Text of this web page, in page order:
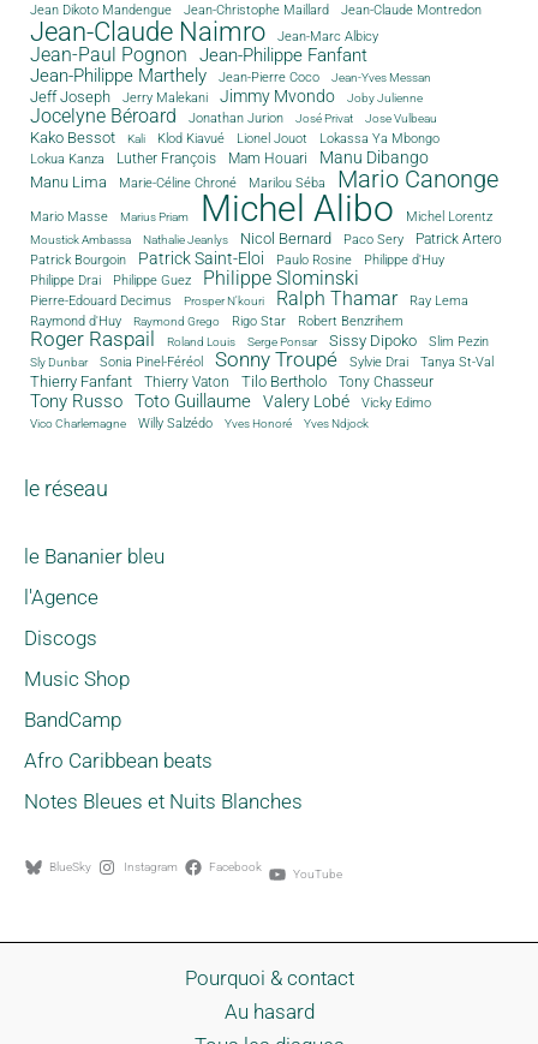
Jean Dikoto Mandengue Jean-Christophe Maillard Jean-Claude Montredon
Jean-Claude Naimro Jean-Marc Albicy
Jean-Paul Pognon
Jean-Philippe Fanfant
Jean-Philippe Marthely
Jean-Pierre Coco Jean-Yves Messan
Jeff Joseph Jerry Malekani Jimmy Mvondo Joby Julienne
Jocelyne Béroard Jonathan Jurion José Privat Jose Vulbeau
Kako Bessot Kali Klod Kiavué Lionel Jouot
Lokassa Ya Mbongo
Lokua Kanza
Luther François Mam Houari Manu Dibango
Manu Lima Marie-Céline Chroné Marilou Séba Mario Canonge
Mario Masse Marius Priam Michel Alibo Michel Lorentz
Moustick Ambassa Nathalie Jeanlys Nicol Bernard Paco Sery
Patrick Artero
Patrick Bourgoin
Patrick Saint-Eloi Paulo Rosine
Philippe d'Huy
Philippe Drai
Philippe Guez Philippe Slominski
Pierre-Edouard Decimus Prosper N'kouri Ralph Thamar
Ray Lema
Raymond d'Huy
Raymond Grego Rigo Star Robert Benzrihem
Roger Raspail Roland Louis Serge Ponsar Sissy Dipoko Slim Pezin
Sly Dunbar Sonia Pinel-Féréol Sonny Troupé Sylvie Drai Tanya St-Val
Thierry Fanfant Thierry Vaton Tilo Bertholo Tony Chasseur
Tony Russo Toto Guillaume Valery Lobé Vicky Edimo
Vico Charlemagne Willy Salzédo Yves Honoré Yves Ndjock
le réseau
le Bananier bleu
l'Agence
Discogs
Music Shop
BandCamp
Afro Caribbean beats
Notes Bleues et Nuits Blanches
BlueSky Instagram Facebook YouTube
Pourquoi & contact
Au hasard